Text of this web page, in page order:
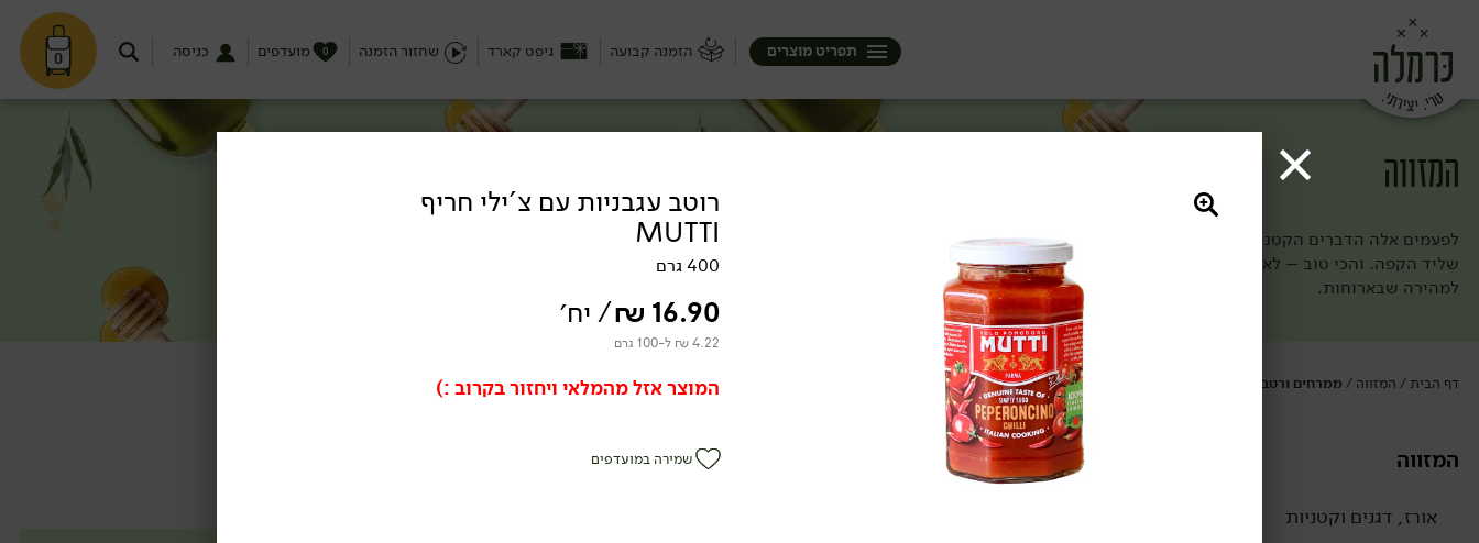
0 הזמנה קבועה גיפט קארד שחזור הזמנה מועדפים 0 כניסה תפריט מוצרים
המזווה
לפעמים אלה הדברים הקטנים, החרדל והטחינה הגולמית המשובחת שמקפיצים את הסנדוויץ' או קוביית החלבה
שליד הקפה. והכי טוב – לא צריך להכין אותם, הם פה, מחכים להתמקם אצלכם במטבח ולתת את הטאץ' האנין גם
למהירה שבארוחות.
דף הבית / המזווה / ממרחים ורטבים
המזווה
אורז, דגנים וקטניות
ממרחים ורטבים
רוטב עגבניות עם צ'ילי חריף
MUTTI
400 גרם
16.90
₪/ יח׳
4.22 ₪ ל-100 גרם
המוצר אזל מהמלאי ויחזור בקרוב :)
שמירה במועדפים